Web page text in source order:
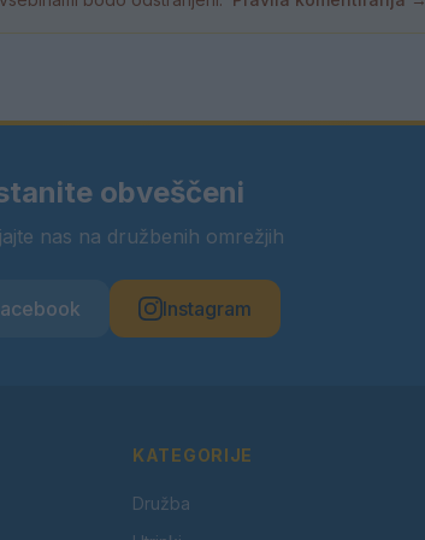
obveščeni
nas na družbenih omrežjih
Instagram
KATEGORIJE
Družba